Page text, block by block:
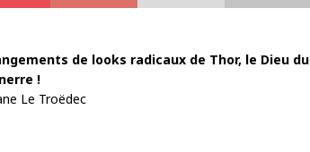
de looks radicaux de Thor, le Dieu du
!
Le Troëdec